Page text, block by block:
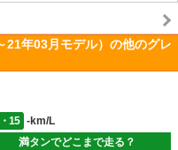
21年03月モデル）の他のグレ
15
-km/L
満タンでどこまで走る？